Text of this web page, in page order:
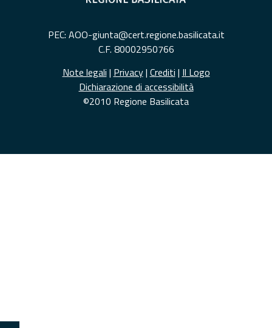
PEC: AOO-giunta@cert.regione.basilicata.it
C.F. 80002950766
Note legali | Privacy| Crediti | Il Logo
Dichiarazione di accessibilità
©2010 Regione Basilicata